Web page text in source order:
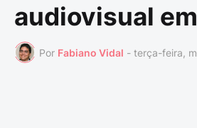
audiovisual
Por Fabiano Vidal - terça-feira,